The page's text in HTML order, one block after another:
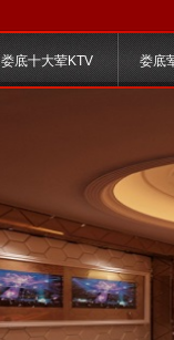
娄底十大荤KTV 娄底